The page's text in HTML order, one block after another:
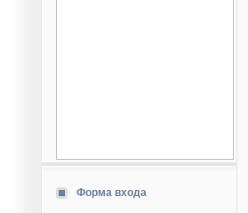
Форма входа